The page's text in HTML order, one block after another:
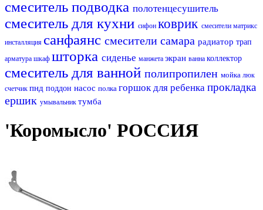
смеситель подводка полотенцесушитель
смеситель для кухни сифон коврик смесители матрикс
инсталляция санфаянс смесители самара радиатор трап
арматура шкаф шторка сиденье манжета экран ванна коллектор
смеситель для ванной полипропилен мойка люк
счетчик пнд поддон насос полка горшок для ребенка прокладка
ершик умывальник тумба
'Коромысло' РОССИЯ